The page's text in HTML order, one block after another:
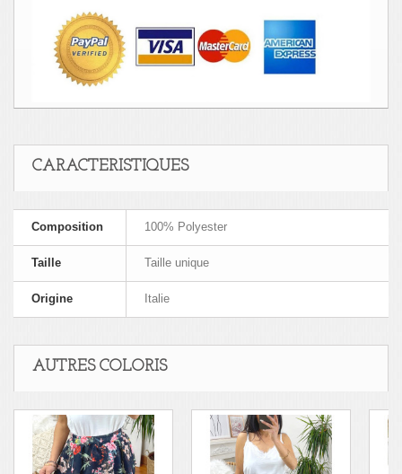
CARACTERISTIQUES
Composition 100% Polyester
Taille Taille unique
Origine Italie
AUTRES COLORIS